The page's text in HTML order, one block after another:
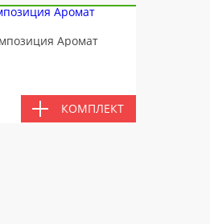
Аромат
КОМПЛЕКТ